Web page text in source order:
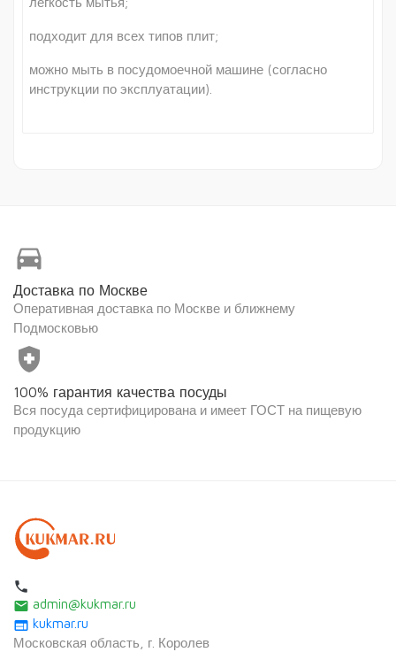
подходит для всех типов плит;
можно мыть в посудомоечной машине (согласно
инструкции по эксплуатации).
directions_car
Доставка по Москве
Оперативная доставка по Москве и ближнему
Подмосковью
health_and_safety
100% гарантия качества посуды
Вся посуда сертифицирована и имеет ГОСТ на пищевую
продукцию
local_phone
email admin@kukmar.ru
web kukmar.ru
Московская область, г. Королев